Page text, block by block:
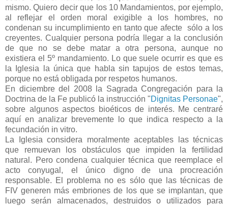
mismo. Quiero decir que los 10 Mandamientos, por ejemplo,
al reflejar el orden moral exigible a los hombres, no
condenan su incumplimiento en tanto que afecte sólo a los
creyentes. Cualquier persona podría llegar a la conclusión
de que no se debe matar a otra persona, aunque no
existiera el 5º mandamiento. Lo que suele ocurrir es que es
la Iglesia la única que habla sin tapujos de estos temas,
porque no está obligada por respetos humanos.
En diciembre del 2008 la Sagrada Congregación para la
Doctrina de la Fe publicó la instrucción "Dignitas Personae",
sobre algunos aspectos bioéticos de interés. Me centraré
aquí en analizar brevemente lo que indica respecto a la
fecundación in vitro.
La Iglesia considera moralmente aceptables las técnicas
que remuevan los obstáculos que impiden la fertilidad
natural. Pero condena cualquier técnica que reemplace el
acto conyugal, el único digno de una procreación
responsable. El problema no es sólo que las técnicas de
FIV generen más embriones de los que se implantan, que
luego serán almacenados, destruidos o utilizados para